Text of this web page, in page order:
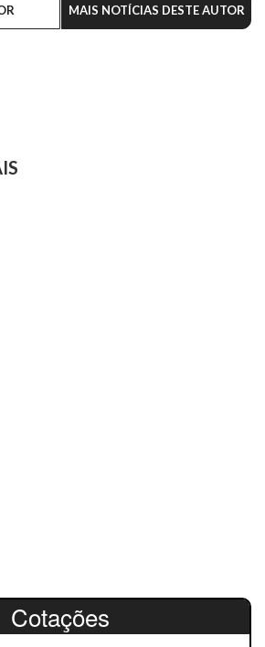
MAIS NOTÍCIAS DESTE AUTOR
Cotações